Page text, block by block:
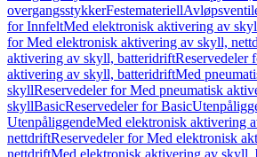
overgangsstykkerFestemateriell
for InnfeltMed elektronisk aktivering av
for Med elektronisk aktivering av skyll,
aktivering av skyll, batteridriftReservedeler
aktivering av skyll, batteridriftMed
skyllReservedeler for Med pneumatisk
skyllBasicReservedeler for Basic
UtenpåliggendeMed elektronisk aktivering
nettdriftReservedeler for Med elektronisk
nettdriftMed elektronisk aktivering av skyll,